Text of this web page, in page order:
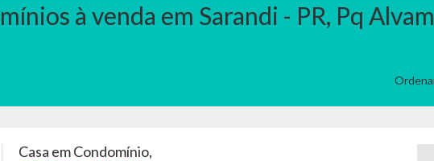
à venda em Sarandi - PR, Pq
Casa em Condomínio,